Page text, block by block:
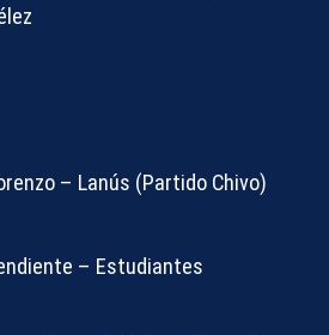
– Lanús (Partido Chivo)
– Estudiantes